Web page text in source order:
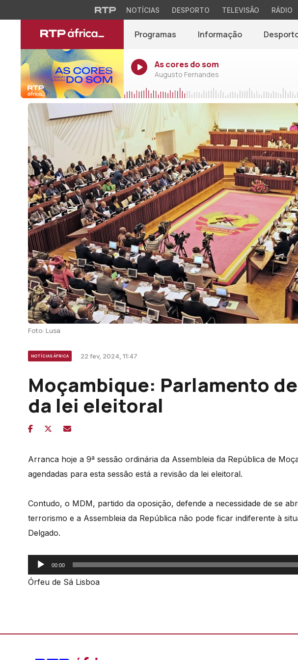
NOTÍCIAS DESPORTO TELEVISÃO RÁDIO
Programas Informação
As cores do som
Augusto Fernandes
Foto: Lusa
NOTÍCIAS ÁFRICA 22 fev, 2024, 11:47
Moçambique: Parlamento
da lei eleitoral
Arranca hoje a 9ª sessão ordinária da Assembleia da República de
agendadas para esta sessão está a revisão da lei eleitoral.
Contudo, o MDM, partido da oposição, defende a necessidade de se
terrorismo e a Assembleia da República não pode ficar indiferente à
Delgado.
Reprodutor
de
00:00
Órfeu de Sá Lisboa